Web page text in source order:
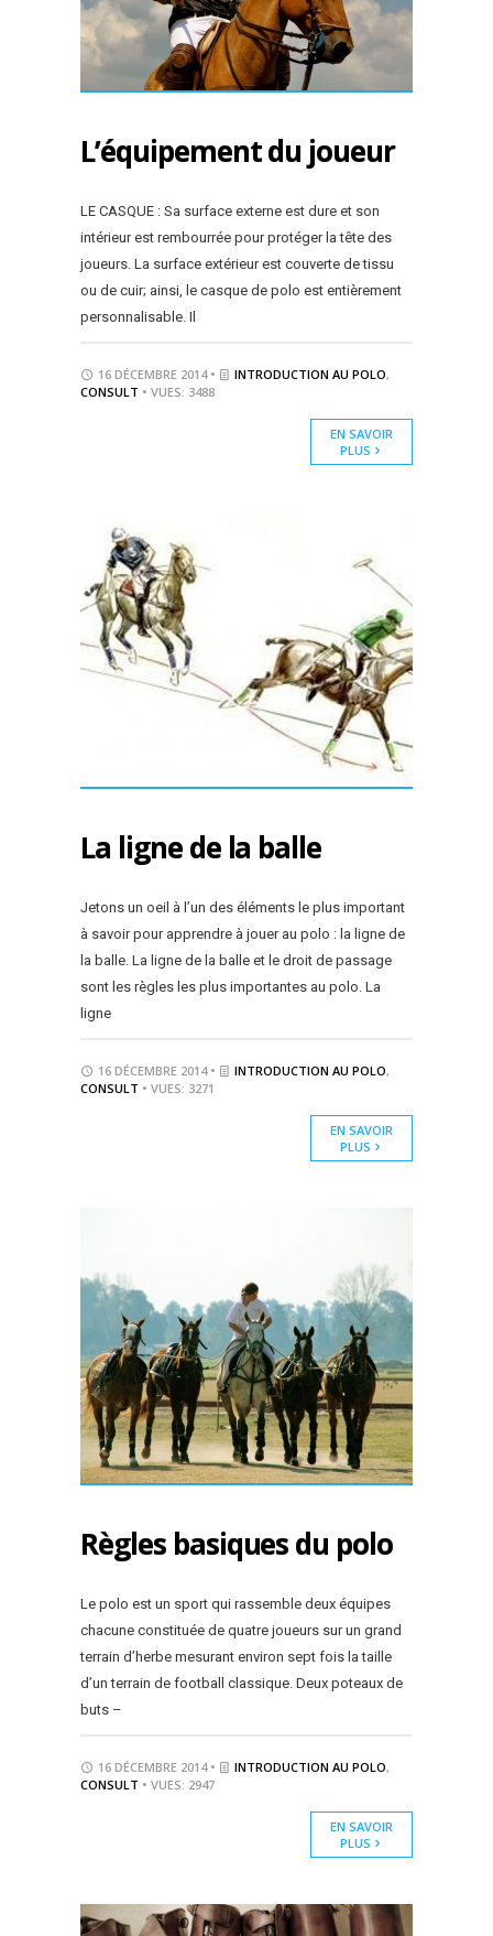
L’équipement du joueur
LE CASQUE : Sa surface externe est dure et son
intérieur est rembourrée pour protéger la tête des
joueurs. La surface extérieur est couverte de tissu
ou de cuir; ainsi, le casque de polo est entièrement
personnalisable. Il
16 DÉCEMBRE 2014 • INTRODUCTION AU POLO,
CONSULT • VUES: 3488
EN SAVOIR
PLUS
La ligne de la balle
Jetons un oeil à l’un des éléments le plus important
à savoir pour apprendre à jouer au polo : la ligne de
la balle. La ligne de la balle et le droit de passage
sont les règles les plus importantes au polo. La
ligne
16 DÉCEMBRE 2014 • INTRODUCTION AU POLO,
CONSULT • VUES: 3271
EN SAVOIR
PLUS
Règles basiques du polo
Le polo est un sport qui rassemble deux équipes
chacune constituée de quatre joueurs sur un grand
terrain d’herbe mesurant environ sept fois la taille
d’un terrain de football classique. Deux poteaux de
buts –
16 DÉCEMBRE 2014 • INTRODUCTION AU POLO,
CONSULT • VUES: 2947
EN SAVOIR
PLUS